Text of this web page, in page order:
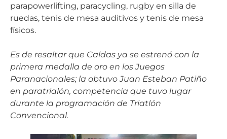
parapowerlifting, paracycling, rugby en silla de
ruedas, tenis de mesa auditivos y tenis de mesa
físicos.
Es de resaltar que Caldas ya se estrenó con la
primera medalla de oro en los Juegos
Paranacionales; la obtuvo Juan Esteban Patiño
en paratrialón, competencia que tuvo lugar
durante la programación de Triatlón
Convencional.